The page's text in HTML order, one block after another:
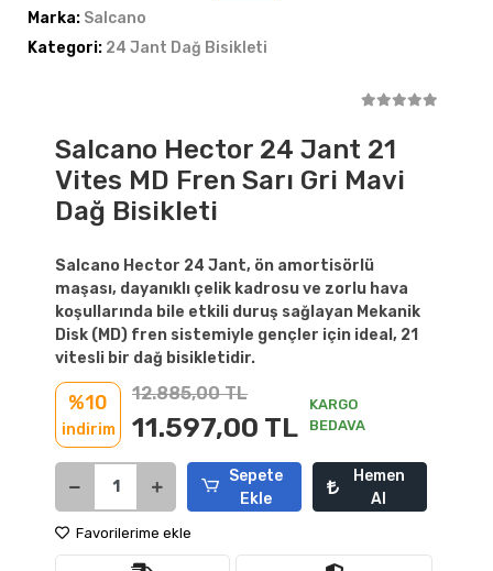
Marka: Salcano
Kategori: 24 Jant Dağ Bisikleti
Salcano Hector 24 Jant 21
Vites MD Fren Sarı Gri Mavi
Dağ Bisikleti
Salcano Hector 24 Jant, ön amortisörlü
maşası, dayanıklı çelik kadrosu ve zorlu hava
koşullarında bile etkili duruş sağlayan Mekanik
Disk (MD) fren sistemiyle gençler için ideal, 21
vitesli bir dağ bisikletidir.
%10
indirim
12.885,00 TL
11.597,00 TL
KARGO
BEDAVA
Sepete
Ekle
Hemen
Al
Favorilerime ekle